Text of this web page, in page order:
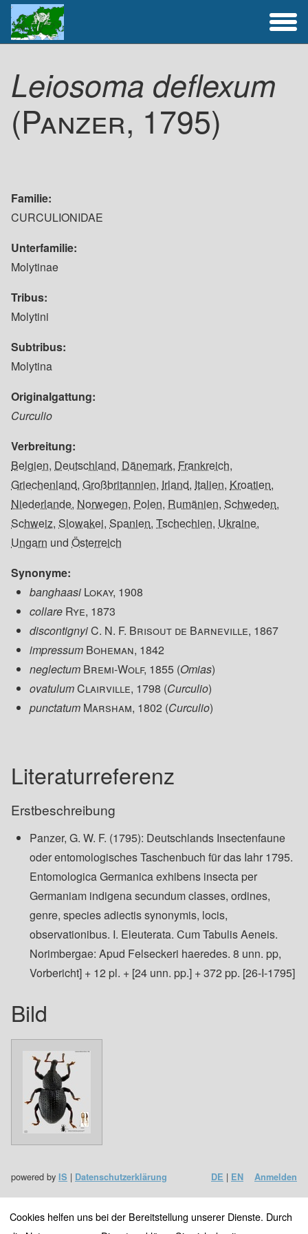
Leiosoma deflexum
(Panzer, 1795)
Familie
CURCULIONIDAE
Unterfamilie
Molytinae
Tribus
Molytini
Subtribus
Molytina
Originalgattung
Curculio
Verbreitung
Belgien, Deutschland, Dänemark, Frankreich,
Griechenland, Großbritannien, Irland, Italien, Kroatien,
Niederlande, Norwegen, Polen, Rumänien, Schweden,
Schweiz, Slowakei, Spanien, Tschechien, Ukraine,
Ungarn und Österreich
Synonyme
banghaasi Lokay, 1908
collare Rye, 1873
discontignyiC. N. F. Brisout de Barneville, 1867
impressum Boheman, 1842
neglectum Bremi-Wolf, 1855 (Omias)
ovatulumClairville, 1798 (Curculio)
punctatum Marsham, 1802 (Curculio)
Literaturreferenz
Erstbeschreibung
Panzer, G. W. F. (1795): Deutschlands Insectenfaune
oder entomologisches Taschenbuch für das Iahr 1795.
Entomologica Germanica exhibens insecta per
Germaniam indigena secundum classes, ordines,
genre, species adiectis synonymis, locis,
observationibus. I. Eleuterata. Cum Tabulis Aeneis.
Norimbergae: Apud Felseckeri haeredes. 8 unn. pp,
Vorbericht] + 12 pl. + [24 unn. pp.] + 372 pp. [26-I-1795]
Bild
powered by IS | Datenschutzerklärung DE | EN Anmelden
Cookies helfen uns bei der Bereitstellung unserer Dienste. Durch